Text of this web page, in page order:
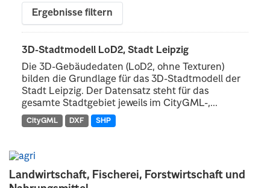
Landwirtschaft, Fischerei, Forstwirtschaft und
Ergebnisse filtern
3D-Stadtmodell LoD2, Stadt Leipzig
Die 3D-Gebäudedaten (LoD2, ohne Texturen)
bilden die Grundlage für das 3D-Stadtmodell der
Stadt Leipzig. Der Datensatz steht für das
gesamte Stadtgebiet jeweils im CityGML-,...
CityGML DXF SHP